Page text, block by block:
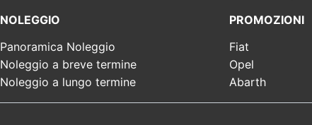
NOLEGGIO
Panoramica Noleggio
Noleggio a breve termine
Noleggio a lungo termine
PROMOZIONI
Fiat
Opel
Abarth